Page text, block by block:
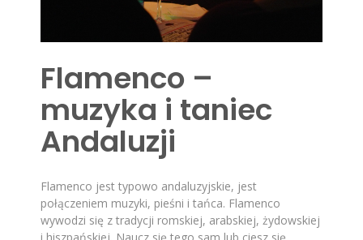
Flamenco –
muzyka i taniec
Andaluzji
Flamenco jest typowo andaluzyjskie, jest
połączeniem muzyki, pieśni i tańca. Flamenco
wywodzi się z tradycji romskiej, arabskiej, żydowskiej